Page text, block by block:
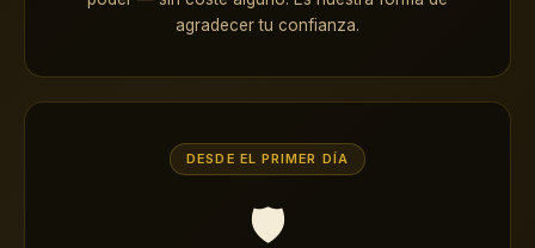
agradecer tu confianza.
DESDE EL PRIMER DÍA
🛡️